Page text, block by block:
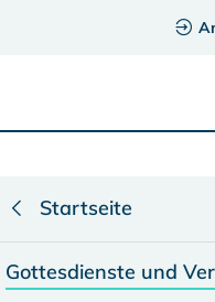
Startseite
Gottesdienste und